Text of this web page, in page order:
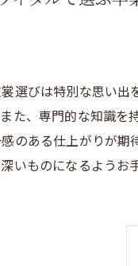
選びは特別な思い出
た、専門的な知識
のある仕上がりが
いものになるようお